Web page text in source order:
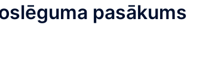
pasākums